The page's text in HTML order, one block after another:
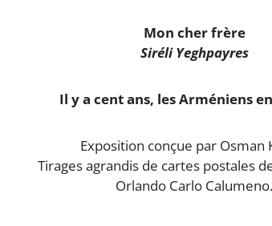
Mon cher frère
Siréli Yeghpayres
Il y a cent ans, les Arméniens
Exposition conçue par Osman
Tirages agrandis de cartes postales
Orlando Carlo Calumeno.